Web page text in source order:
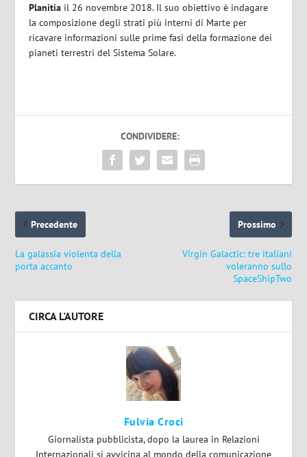
Planitia il 26 novembre 2018. Il suo obiettivo è indagare
la composizione degli strati più interni di Marte per
ricavare informazioni sulle prime fasi della formazione dei
pianeti terrestri del Sistema Solare.
CONDIVIDERE:
Precedente
La galassia violenta della
porta accanto
Prossimo
Virgin Galactic: tre italiani
voleranno sullo
SpaceShipTwo
CIRCA L'AUTORE
Fulvia Croci
Giornalista pubblicista, dopo la laurea in Relazioni
Internazionali si avvicina al mondo della comunicazione